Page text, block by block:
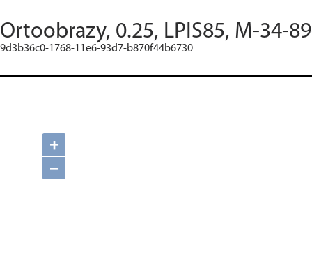
Ortoobrazy, 0.25, LPIS85, M-34-
9d3b36c0-1768-11e6-93d7-b870f44b6730
+
−